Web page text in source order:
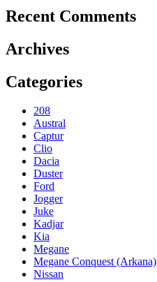
Recent Comments
Archives
Categories
208
Austral
Captur
Clio
Dacia
Duster
Ford
Jogger
Juke
Kadjar
Kia
Megane
Megane Conquest (Arkana)
Nissan